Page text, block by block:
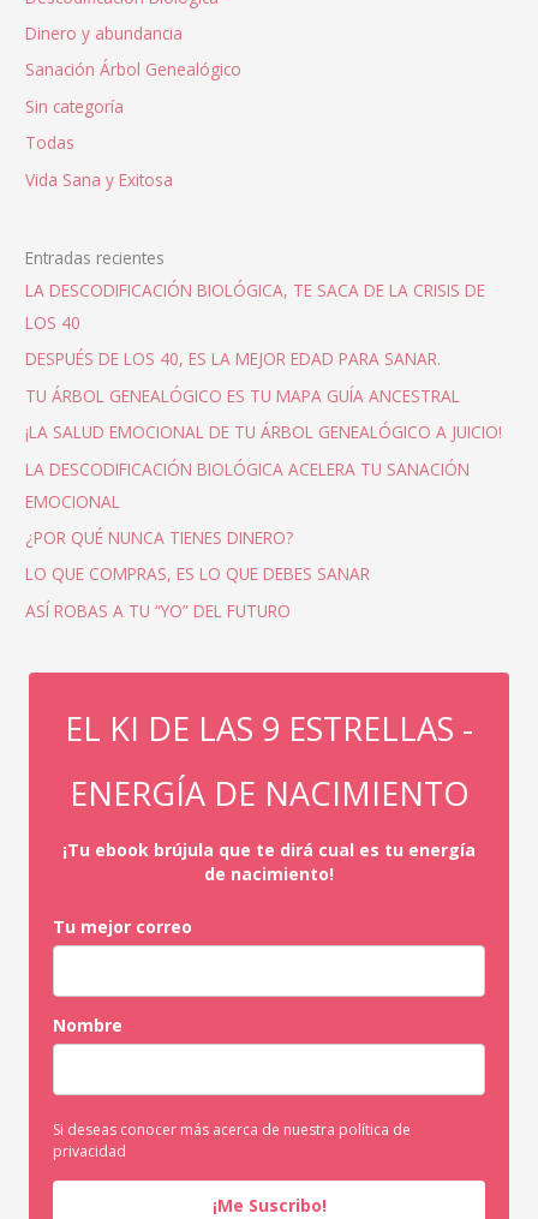
Dinero y abundancia
Sanación Árbol Genealógico
Sin categoría
Todas
Vida Sana y Exitosa
Entradas recientes
LA DESCODIFICACIÓN BIOLÓGICA, TE SACA DE LA CRISIS DE
LOS 40
DESPUÉS DE LOS 40, ES LA MEJOR EDAD PARA SANAR.
TU ÁRBOL GENEALÓGICO ES TU MAPA GUÍA ANCESTRAL
¡LA SALUD EMOCIONAL DE TU ÁRBOL GENEALÓGICO A JUICIO!
LA DESCODIFICACIÓN BIOLÓGICA ACELERA TU SANACIÓN
EMOCIONAL
¿POR QUÉ NUNCA TIENES DINERO?
LO QUE COMPRAS, ES LO QUE DEBES SANAR
ASÍ ROBAS A TU “YO” DEL FUTURO
EL KI DE LAS 9 ESTRELLAS -
ENERGÍA DE NACIMIENTO
¡Tu ebook brújula que te dirá cual es tu energía
de nacimiento!
Tu mejor correo
Nombre
Si deseas conocer más acerca de nuestra política de
privacidad
¡Me Suscribo!